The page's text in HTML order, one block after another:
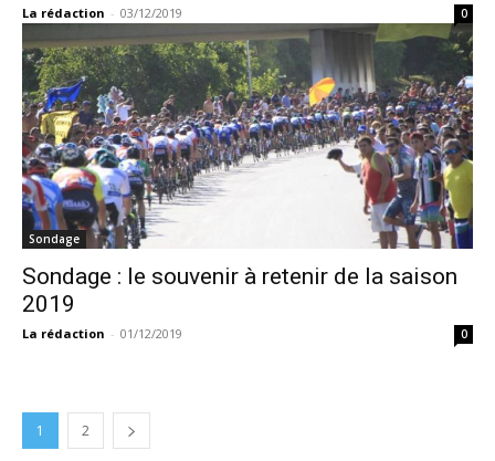
La rédaction - 03/12/2019 0
Sondage
Sondage : le souvenir à retenir de la saison
2019
La rédaction - 01/12/2019 0
1 2